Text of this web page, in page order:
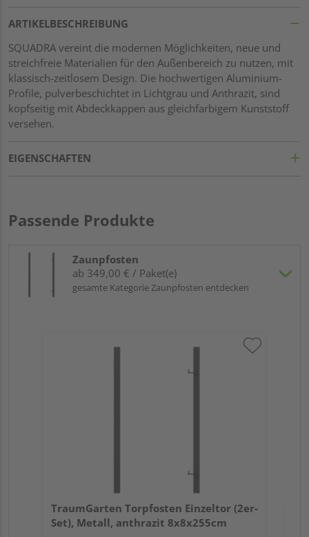
ARTIKELBESCHREIBUNG
SQUADRA vereint die modernen Möglichkeiten, neue und
streichfreie Materialien für den Außenbereich zu nutzen, mit
klassisch-zeitlosem Design. Die hochwertigen Aluminium-
Profile, pulverbeschichtet in Lichtgrau und Anthrazit, sind
kopfseitig mit Abdeckkappen aus gleichfarbigem Kunststoff
versehen.
EIGENSCHAFTEN
Passende Produkte
Zaunpfosten
ab 349,00 € / Paket(e)
gesamte Kategorie Zaunpfosten entdecken
TraumGarten Torpfosten Einzeltor (2er-
Set), Metall, anthrazit 8x8x255cm